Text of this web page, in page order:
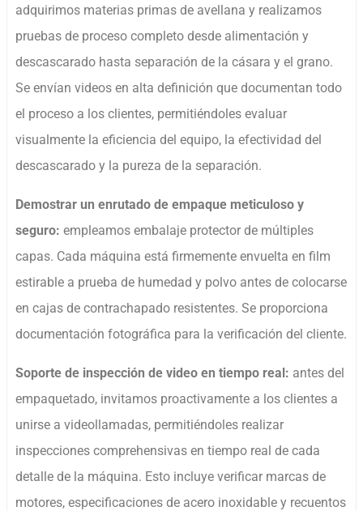
adquirimos materias primas de avellana y realizamos
pruebas de proceso completo desde alimentación y
descascarado hasta separación de la cásara y el grano.
Se envían videos en alta definición que documentan todo
el proceso a los clientes, permitiéndoles evaluar
visualmente la eficiencia del equipo, la efectividad del
descascarado y la pureza de la separación.
Demostrar un enrutado de empaque meticuloso y
seguro: empleamos embalaje protector de múltiples
capas. Cada máquina está firmemente envuelta en film
estirable a prueba de humedad y polvo antes de colocarse
en cajas de contrachapado resistentes. Se proporciona
documentación fotográfica para la verificación del cliente.
Soporte de inspección de video en tiempo real: antes del
empaquetado, invitamos proactivamente a los clientes a
unirse a videollamadas, permitiéndoles realizar
inspecciones comprehensivas en tiempo real de cada
detalle de la máquina. Esto incluye verificar marcas de
motores, especificaciones de acero inoxidable y recuentos